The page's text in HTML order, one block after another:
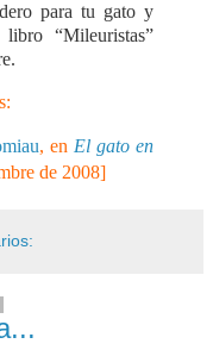
para tu gato y
“Mileuristas”
, en El gato en
de 2008]